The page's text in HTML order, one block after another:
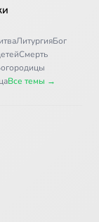
ЛитургияБог
Смерть
Все темы →